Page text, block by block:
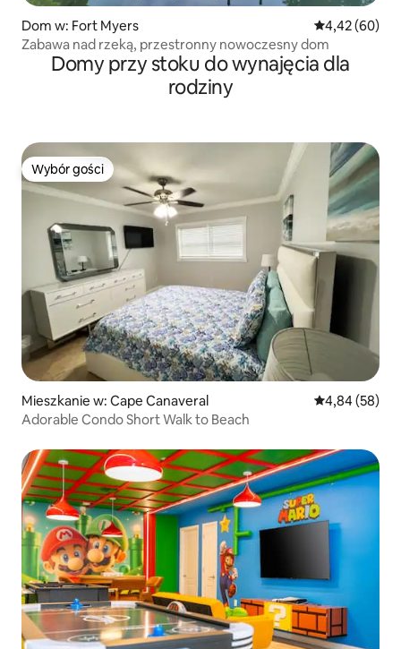
Dom w: Fort Myers Średnia
4,42 (60)
Zabawa nad rzeką, przestronny nowoczesny dom
Domy przy stoku do wynajęcia dla
rodziny
Wybór gości
Wybór gości
Mieszkanie w: Cape Canaveral Średnia
4,84 (58)
Adorable Condo Short Walk to Beach